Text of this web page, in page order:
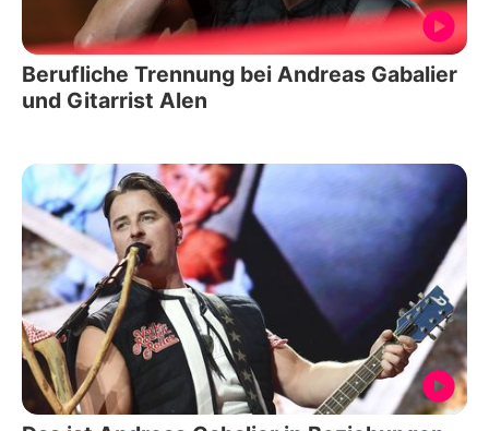
Berufliche Trennung bei Andreas Gabalier
und Gitarrist Alen